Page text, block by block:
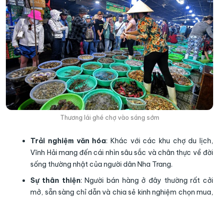
Thương lái ghé chợ vào sáng sớm
Trải nghiệm văn hóa: Khác với các khu chợ du lịch,
Vĩnh Hải mang đến cái nhìn sâu sắc và chân thực về đời
sống thường nhật của người dân Nha Trang.
Sự thân thiện: Người bán hàng ở đây thường rất cởi
mở, sẵn sàng chỉ dẫn và chia sẻ kinh nghiệm chọn mua,